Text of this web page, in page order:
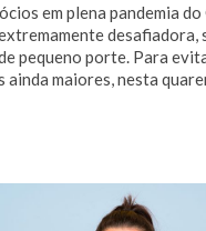
em plena pandemia
desafiadora,
pequeno porte. Para
ainda maiores, nesta